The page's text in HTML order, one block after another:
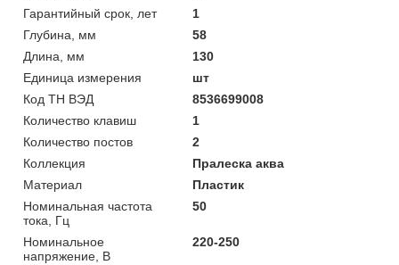
Гарантийный срок, лет
1
Глубина, мм
58
Длина, мм
130
Единица измерения
шт
Код ТН ВЭД
8536699008
Количество клавиш
1
Количество постов
2
Коллекция
Пралеска аква
Материал
Пластик
Номинальная частота
тока, Гц
50
Номинальное
напряжение, В
220-250